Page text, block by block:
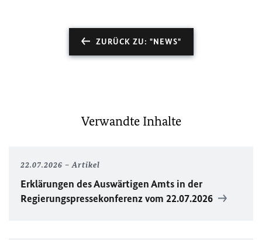
ZURÜCK ZU: "NEWS"
Verwandte Inhalte
22.07.2026 Artikel
Erklärungen des Auswärtigen Amts in der
Regierungspressekonferenz vom 22.07.2026